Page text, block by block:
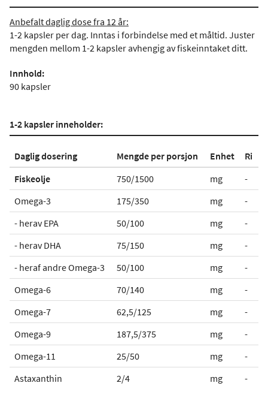
Anbefalt daglig dose fra 12 år:
1-2 kapsler per dag. Inntas i forbindelse med et måltid. Juster
mengden mellom 1-2 kapsler avhengig av fiskeinntaket ditt.
Innhold:
90 kapsler
1-2 kapsler inneholder:
Daglig dosering Mengde per porsjon Enhet
Ri
Fiskeolje
750/1500 mg
-
Omega-3
175/350 mg
-
- herav EPA
50/100 mg
-
- herav DHA
75/150 mg
-
- heraf andre Omega-3
50/100 mg
-
Omega-6
70/140 mg
-
Omega-7
62,5/125 mg
-
Omega-9
187,5/375 mg
-
Omega-11
25/50 mg
-
Astaxanthin
2/4 mg -